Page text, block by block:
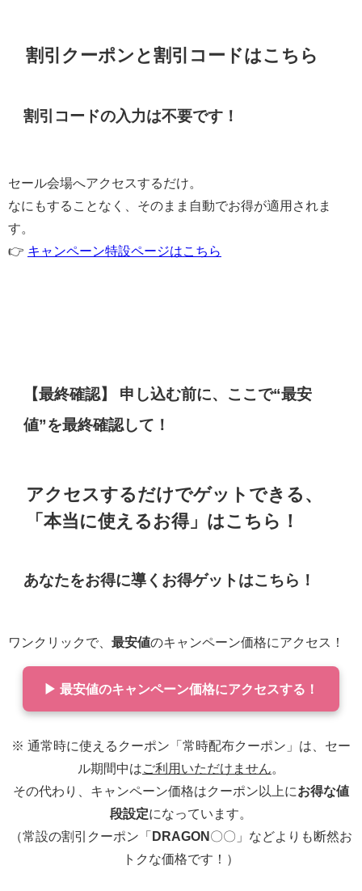
割引クーポンと割引コードはこちら
割引コードの入力は不要です！
セール会場へアクセスするだけ。
なにもすることなく、そのまま自動でお得が適用されま
す。
👉 キャンペーン特設ページはこちら
【最終確認】 申し込む前に、ここで“最安
値”を最終確認して！
アクセスするだけでゲットできる、
「本当に使えるお得」はこちら！
あなたをお得に導くお得ゲットはこちら！
ワンクリックで、 最安値のキャンペーン価格にアクセス！
▶ 最安値のキャンペーン価格にアクセスする！
※ 通常時に使えるクーポン「常時配布クーポン」は、セー
ル期間中は ご利用いただけません
その代わり、キャンペーン価格はクーポン以上にお得な値
段設定になっています。
（常設の割引クーポン「 DRAGON 〇〇」などよりも断然お
トクな価格です！）